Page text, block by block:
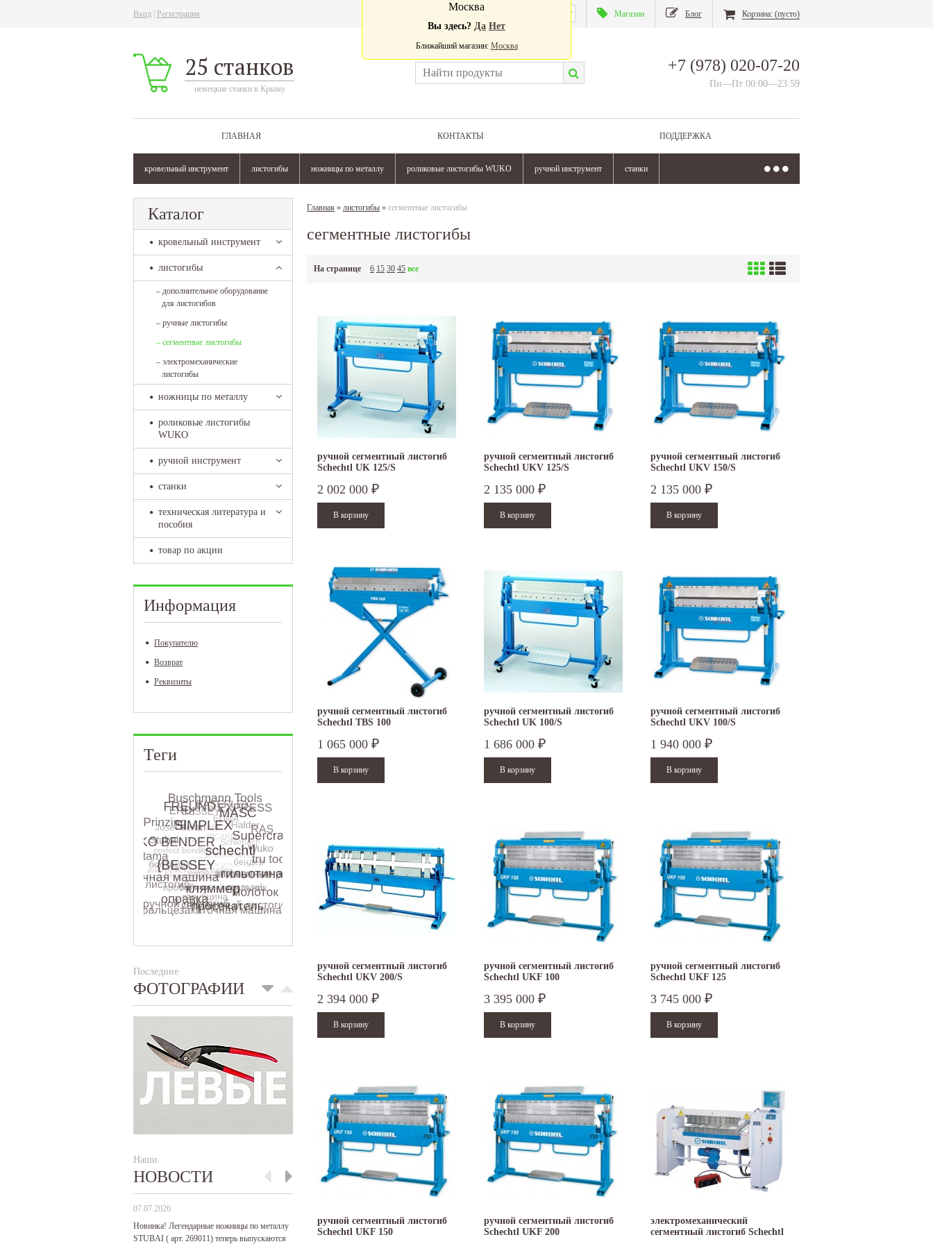
Вход Регистрация Магазин Блог Корзина: (пусто)
25 станков
немецкие станки в Крыму
+7 (978) 020-07-20
Пн—Пт 00:00—23:59
ГЛАВНАЯ КОНТАКТЫ ПОДДЕРЖКА
кровельный инструмент листогибы ножницы по металлу роликовые листогибы WUKO ручной инструмент станки
Москва
Вы здесь? Да Нет
Ближайший магазин: Москва
Каталог
кровельный инструмент
листогибы
– дополнительное оборудование
для листогибов
– ручные листогибы
– сегментные листогибы
– электромеханические
листогибы
ножницы по металлу
роликовые листогибы
WUKO
ручной инструмент
станки
техническая литература и
пособия
товар по акции
Информация
Покупателю
Возврат
Реквизиты
Теги
Последние
ФОТОГРАФИИ
Наши
НОВОСТИ
07.07.2026
Новинка! Легендарные ножницы по металлу
STUBAI ( арт. 269011) теперь выпускаются
Режим работы офисов в новогодние
30 апреля - работаем в обычном режиме с
Приглашаем посетить наш стенд на 30-й
Главная » листогибы » сегментные листогибы
сегментные листогибы
На странице 6 15 30 45 все
ручной сегментный листогиб
Schechtl UK 125/S
2 002 000 ₽
ручной сегментный листогиб
Schechtl UKV 125/S
2 135 000 ₽
ручной сегментный листогиб
Schechtl UKV 150/S
2 135 000 ₽
ручной сегментный листогиб
Schechtl TBS 100
1 065 000 ₽
ручной сегментный листогиб
Schechtl UK 100/S
1 686 000 ₽
ручной сегментный листогиб
Schechtl UKV 100/S
1 940 000 ₽
ручной сегментный листогиб
Schechtl UKV 200/S
2 394 000 ₽
ручной сегментный листогиб
Schechtl UKF 100
3 395 000 ₽
ручной сегментный листогиб
Schechtl UKF 125
3 745 000 ₽
ручной сегментный листогиб
Schechtl UKF 150
ручной сегментный листогиб
Schechtl UKF 200
электромеханический
сегментный листогиб Schechtl